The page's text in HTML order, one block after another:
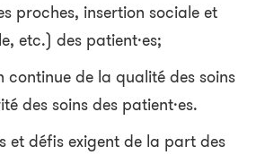
proches, insertion sociale et
etc.) des patient·es;
continue de la qualité des soins
des soins des patient·es.
et défis exigent de la part des